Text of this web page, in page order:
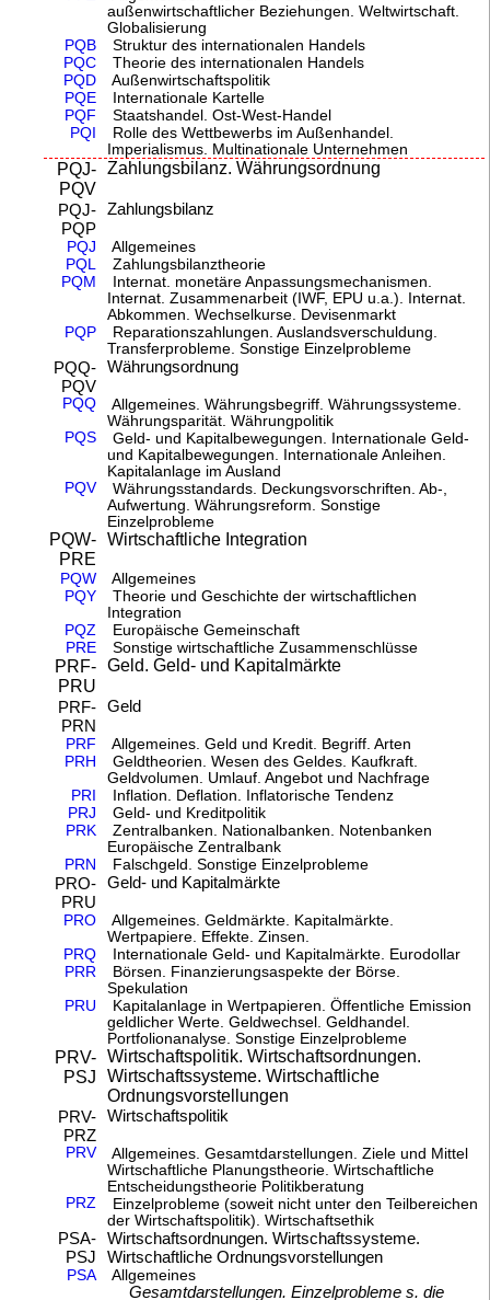
außenwirtschaftlicher Beziehungen. Weltwirtschaft.
Globalisierung
PQB
Struktur des internationalen Handels
PQC
Theorie des internationalen Handels
PQD
Außenwirtschaftspolitik
PQE
Internationale Kartelle
PQF
Staatshandel. Ost-West-Handel
PQI
Rolle des Wettbewerbs im Außenhandel.
Imperialismus. Multinationale Unternehmen
PQJ-
PQV
Zahlungsbilanz. Währungsordnung
PQJ-
PQP
Zahlungsbilanz
PQJ
Allgemeines
PQL
Zahlungsbilanztheorie
PQM
Internat. monetäre Anpassungsmechanismen.
Internat. Zusammenarbeit (IWF, EPU u.a.). Internat.
Abkommen. Wechselkurse. Devisenmarkt
PQP
Reparationszahlungen. Auslandsverschuldung.
Transferprobleme. Sonstige Einzelprobleme
PQQ-
PQV
Währungsordnung
PQQ
Allgemeines. Währungsbegriff. Währungssysteme.
Währungsparität. Währungpolitik
PQS
Geld- und Kapitalbewegungen. Internationale Geld-
und Kapitalbewegungen. Internationale Anleihen.
Kapitalanlage im Ausland
PQV
Währungsstandards. Deckungsvorschriften. Ab-,
Aufwertung. Währungsreform. Sonstige
Einzelprobleme
PQW-
PRE
Wirtschaftliche Integration
PQW
Allgemeines
PQY
Theorie und Geschichte der wirtschaftlichen
Integration
PQZ
Europäische Gemeinschaft
PRE
Sonstige wirtschaftliche Zusammenschlüsse
PRF-
PRU
Geld. Geld- und Kapitalmärkte
PRF-
PRN
Geld
PRF
Allgemeines. Geld und Kredit. Begriff. Arten
PRH
Geldtheorien. Wesen des Geldes. Kaufkraft.
Geldvolumen. Umlauf. Angebot und Nachfrage
PRI
Inflation. Deflation. Inflatorische Tendenz
PRJ
Geld- und Kreditpolitik
PRK
Zentralbanken. Nationalbanken. Notenbanken
Europäische Zentralbank
PRN
Falschgeld. Sonstige Einzelprobleme
PRO-
PRU
Geld- und Kapitalmärkte
PRO
Allgemeines. Geldmärkte. Kapitalmärkte.
Wertpapiere. Effekte. Zinsen.
PRQ
Internationale Geld- und Kapitalmärkte. Eurodollar
PRR
Börsen. Finanzierungsaspekte der Börse.
Spekulation
PRU
Kapitalanlage in Wertpapieren. Öffentliche Emission
geldlicher Werte. Geldwechsel. Geldhandel.
Portfolionanalyse. Sonstige Einzelprobleme
PRV-
PSJ
Wirtschaftspolitik. Wirtschaftsordnungen.
Wirtschaftssysteme. Wirtschaftliche
Ordnungsvorstellungen
PRV-
PRZ
Wirtschaftspolitik
PRV
Allgemeines. Gesamtdarstellungen. Ziele und Mittel
Wirtschaftliche Planungstheorie. Wirtschaftliche
Entscheidungstheorie Politikberatung
PRZ
Einzelprobleme (soweit nicht unter den Teilbereichen
der Wirtschaftspolitik). Wirtschaftsethik
PSA-
PSJ
Wirtschaftsordnungen. Wirtschaftssysteme.
Wirtschaftliche Ordnungsvorstellungen
PSA Allgemeines
Gesamtdarstellungen. Einzelprobleme s. die